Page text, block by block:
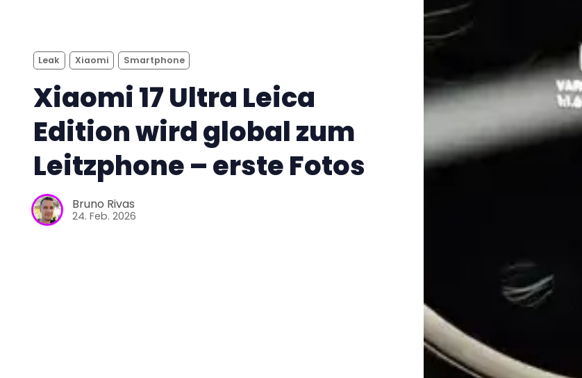
Leak Xiaomi Smartphone
Xiaomi 17 Ultra Leica
Edition wird global zum
Leitzphone – erste Fotos
Bruno Rivas
24. Feb. 2026